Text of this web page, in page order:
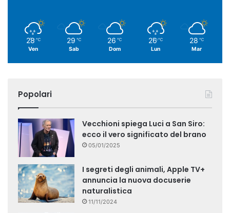
28 ℃
Ven
29 ℃
Sab
26 ℃
Dom
26 ℃
Lun
28 ℃
Mar
Popolari
Vecchioni spiega Luci a San Siro:
ecco il vero significato del brano
05/01/2025
I segreti degli animali, Apple TV+
annuncia la nuova docuserie
naturalistica
11/11/2024